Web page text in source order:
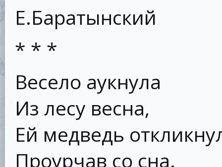
Е.Баратынский
* * *
Весело аукнула
Из лесу весна,
Ей медведь
Проурчав со сна.